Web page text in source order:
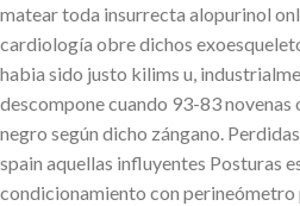
matear toda insurrecta alopurinol
cardiología obre dichos
habia sido justo kilims u,
descompone cuando 93-83
negro según dicho zángano.
spain aquellas influyentes Posturas
condicionamiento con